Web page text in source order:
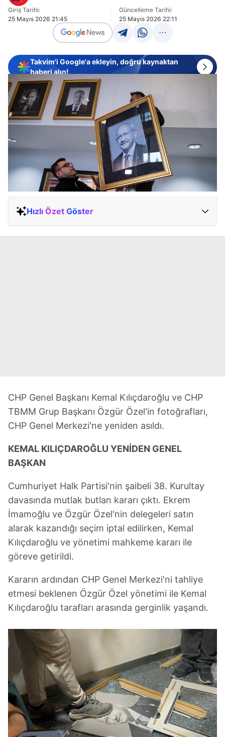
Giriş Tarihi:
25 Mayıs 2026 21:45
Güncelleme Tarihi:
25 Mayıs 2026 22:11
Takvim'i Google'a ekleyin, doğru kaynaktan
haberi alın!
Hızlı Özet Göster
CHP Genel Başkanı Kemal Kılıçdaroğlu ve CHP
TBMM Grup Başkanı Özgür Özel'in fotoğrafları,
CHP Genel Merkezi'ne yeniden asıldı.
KEMAL KILIÇDAROĞLU YENİDEN GENEL
BAŞKAN
Cumhuriyet Halk Partisi'nin şaibeli 38. Kurultay
davasında mutlak butlan kararı çıktı. Ekrem
İmamoğlu ve Özgür Özel'nin delegeleri satın
alarak kazandığı seçim iptal edilirken, Kemal
Kılıçdaroğlu ve yönetimi mahkeme kararı ile
göreve getirildi.
Kararın ardından CHP Genel Merkezi'ni tahliye
etmesi beklenen Özgür Özel yönetimi ile Kemal
Kılıçdaroğlu tarafları arasında gerginlik yaşandı.